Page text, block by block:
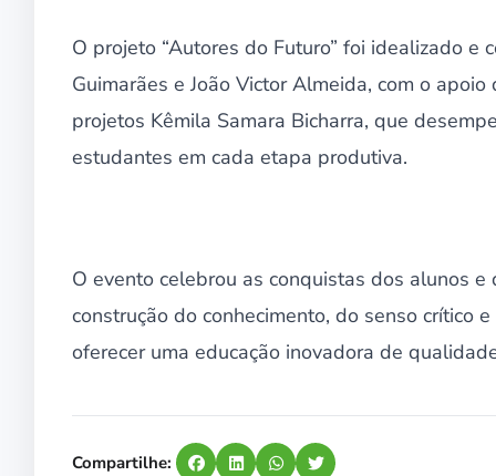
O projeto “Autores do Futuro” foi idealizado
Guimarães e João Victor Almeida, com o
projetos Kêmila Samara Bicharra, que
estudantes em cada etapa produtiva.
O evento celebrou as conquistas dos alunos
construção do conhecimento, do senso crítico
oferecer uma educação inovadora de
Compartilhe: